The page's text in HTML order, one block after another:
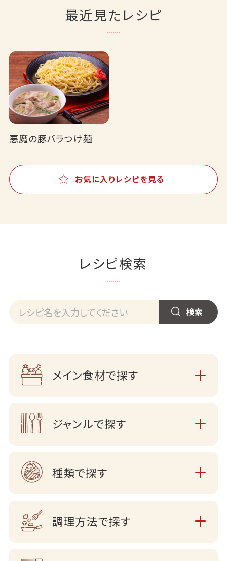
最近見たレシピ
悪魔の豚バラつけ麺
お気に入りレシピを見る
レシピ検索
メイン食材で探す
ジャンルで探す
種類で探す
調理方法で探す